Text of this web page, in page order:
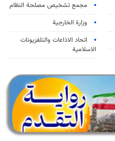
مجمع تشخيص مصلحة النظام
وزارة الخارجية
اتحاد الاذاعات والتلفزيونات
الاسلامية